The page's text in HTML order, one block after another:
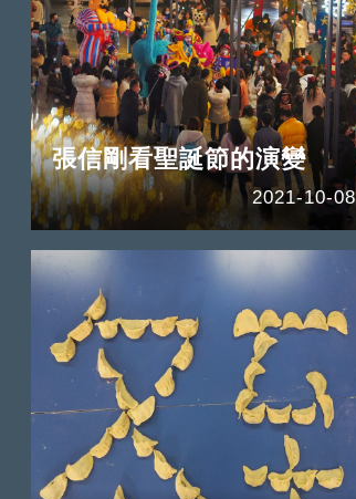
張信剛看聖誕節的演變
2021-10-08